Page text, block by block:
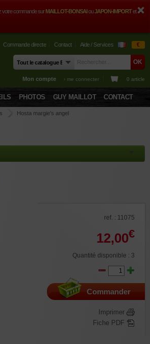
votre commande surMAILLOT-BONSAIouJAPON-IMPORTet
Commande directe Contact Aide / Services €
Mon compte › me connecter 0 article
PHOTOS GUY MAILLOT CONTACT
Hosta margie's angel
ref. : 11075
12,00€
Quantité disponible : 3
Commander
Imprimer
Fiche PDF